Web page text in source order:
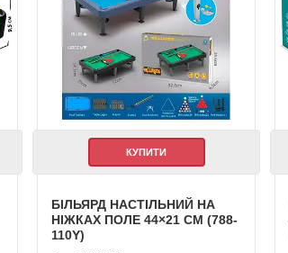
КУПИТИ
БІЛЬЯРД НАСТІЛЬНИЙ НА
НІЖКАХ ПОЛЕ 44×21 СМ (788-
110Y)